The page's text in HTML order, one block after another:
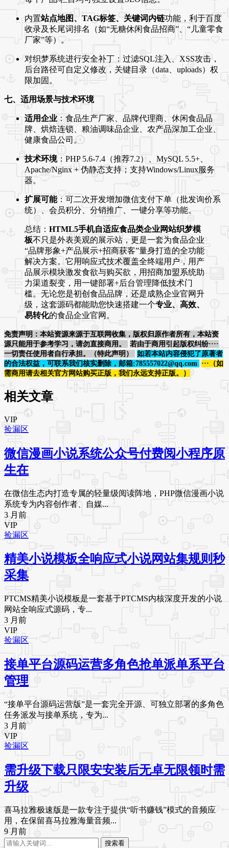
内置站点地图、TAG标签、关键词内链功能，利于百度
收录及长尾词排名（如“无糖休闲食品招商”、“儿童零食
厂家”等）。
对织梦系统进行安全补丁：过滤SQL注入、XSS攻击，
后台路径可自定义修改，关键目录（data、uploads）权
限加固。
七、适用场景与技术环境
适用企业 ：食品生产厂家、品牌代理商、休闲食品品
牌、烘焙连锁、粮油调味品企业、农产品深加工企业、
健康食品公司。
技术环境：PHP 5.6-7.4（推荐7.2）、MySQL 5.5+、
Apache/Nginx + 伪静态支持；支持Windows/Linux服务
器。
扩展可能：可二次开发增加微信支付下单（批发询价系
统）、会员积分、分销推广、一键分享等功能。
总结： HTML5手机自适应食品类企业网站织梦模
板不只是外表美观的展示站，更是一套为食品企业
“品牌形象+产品展示+招商获客”量身打造的全功能
解决方案。它用响应式技术覆盖全终端用户，用产
品展示模块激发食欲与购买欲，用招商加盟系统助
力渠道裂变，用一键部署+后台管理降低技术门
槛。无论您是初创食品品牌，还是成熟企业官网升
级，这套源码都能助您快速搭建一个专业、高效、
易转化的食品企业官网。
免责声明：本站资源来源于互联网收集，版权归原作者所有，本站资
源只能用于参考学习，请勿直接商用。
若由于商用引起版权纠纷····
一切责任使用者自行承担。（特此声明）
如若本站内容侵犯了原著者
的合法权益，可联系我们核实删除，邮箱:785557022@qq.com
···（如
需商用请去相关官方网站购买正版，我们永远支持正版。）
相关文章
VIP
捡漏区
微信漫画小说系统公众号付费阅小程序原
生在
在微信生态内打造专属的轻量级阅读阵地，PHP微信漫画小说
系统专为内容创作者、自媒...
3 月前
VIP
捡漏区
精美小说模板全响应式小说网站集规则秒
采集
PTCMS精美小说模板是一套基于PTCMS内核深度开发的小说
网站全响应式源码，专...
3 月前
VIP
捡漏区
接单平台源码运营多角色抢单派单系平台
管理
“接单平台源码运营版”是一套完全开源、可独立部署的多角色
任务派发与接单系统，专为...
3 月前
VIP
捡漏区
需升级下载只限安安装后无卓无限领时需
升级
喜马拉雅极速版是一款专注于提供“听书赚钱”模式的音频应
用，在保留喜马拉雅海量音频...
9 月前
搜索看